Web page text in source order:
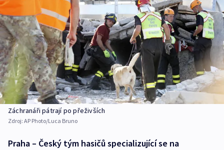
Záchranáři pátrají po přeživších
Zdroj: AP Photo/Luca Bruno
Praha – Český tým hasičů specializující se na